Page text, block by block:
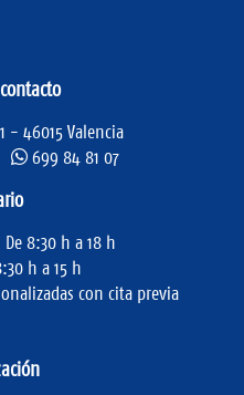
- 46015 Valencia
699 84 81 07
8:30 h a 18 h
h a 15 h
con cita previa